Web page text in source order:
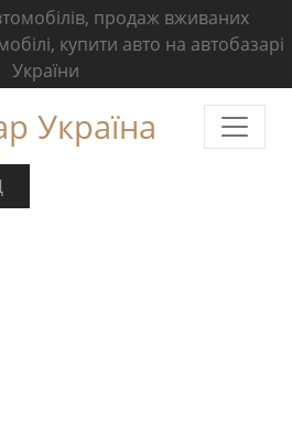
продаж вживаних
купити авто на автобазарі
України
Україна